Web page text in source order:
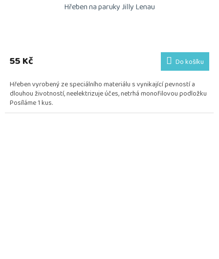
Hřeben na paruky Jilly Lenau
55 Kč Do košíku
Hřeben vyrobený ze speciálního materiálu s vynikající pevností a
dlouhou životností, neelektrizuje účes, netrhá monofilovou podložku
Posíláme 1 kus.